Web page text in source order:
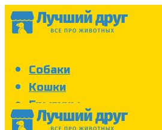
Собаки
Кошки
Грызуны
Аквариум